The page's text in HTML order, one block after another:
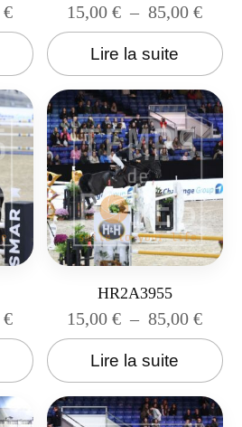
€ 15,00€ – 85,00€
Lire la suite
€
HR2A3955
15,00€ – 85,00€
Lire la suite